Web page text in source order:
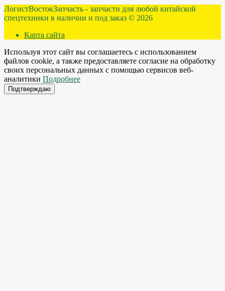
ЛогистВостокЗапчасть - запчасти для любой китайской
спецтехники в наличии и под заказ © 2026
Карта сайта
Используя этот сайт вы соглашаетесь с использованием
файлов cookie, а также предоставляете согласие на обработку
своих персональных данных с помощью сервисов веб-
аналитики Подробнее
Подтверждаю